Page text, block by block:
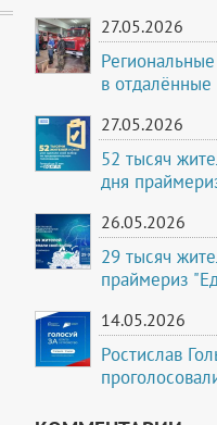
27.05.2026
в отдалённые
27.05.2026
52 тысяч
дня
26.05.2026
29 тысяч
праймериз
14.05.2026
Ростислав